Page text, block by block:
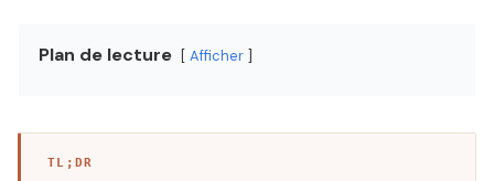
Plan de lecture Afficher
TL;DR